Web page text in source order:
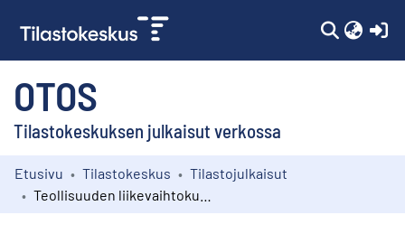
OTOS
Tilastokeskuksen julkaisut verkossa
Kokoelmat
Etusivu Tilastokeskus
Tilastojulkaisut